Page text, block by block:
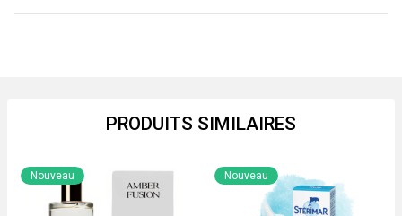
PRODUITS SIMILAIRES
Nouveau Nouveau